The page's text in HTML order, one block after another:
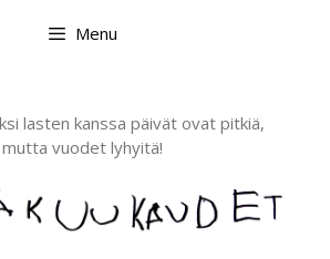
Menu
lasten kanssa päivät ovat pitkiä,
mutta vuodet lyhyitä!